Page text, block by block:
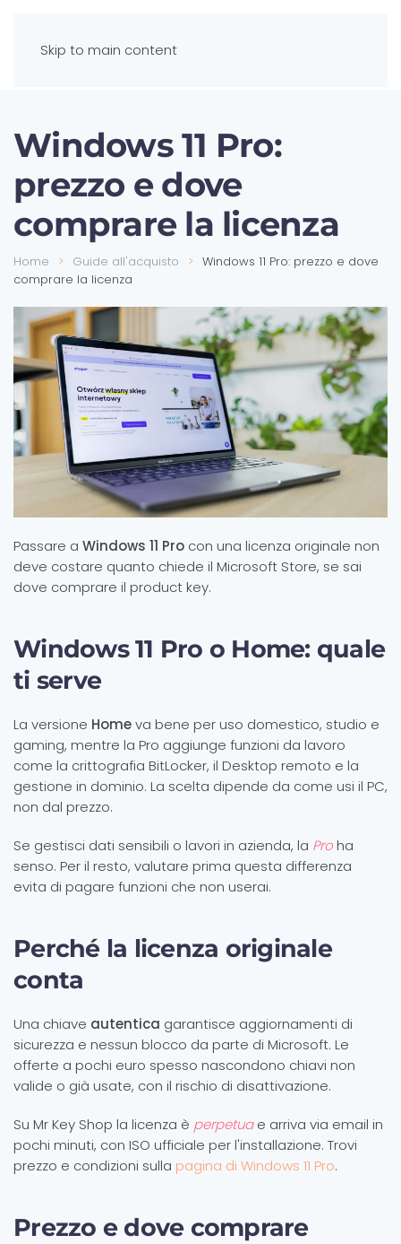
Skip to main content
Windows 11 Pro:
prezzo e dove
comprare la licenza
Home Guide all'acquisto
Windows 11 Pro: prezzo e dove
comprare la licenza
Passare a Windows 11 Pro con una licenza originale non
deve costare quanto chiede il Microsoft Store, se sai
dove comprare il product key.
Windows 11 Pro o Home: quale
ti serve
La versione Homeva bene per uso domestico, studio e
gaming, mentre la Pro aggiunge funzioni da lavoro
come la crittografia BitLocker, il Desktop remoto e la
gestione in dominio. La scelta dipende da come usi il PC,
non dal prezzo.
Se gestisci dati sensibili o lavori in azienda, la Proha
senso. Per il resto, valutare prima questa differenza
evita di pagare funzioni che non userai.
Perché la licenza originale
conta
Una chiave autentica garantisce aggiornamenti di
sicurezza e nessun blocco da parte di Microsoft. Le
offerte a pochi euro spesso nascondono chiavi non
valide o già usate, con il rischio di disattivazione.
Su Mr Key Shop la licenza è perpetuae arriva via email in
pochi minuti, con ISO ufficiale per l'installazione. Trovi
prezzo e condizioni sulla pagina di Windows 11 Pro.
Prezzo e dove comprare